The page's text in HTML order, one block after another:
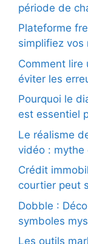
période de
Plateforme
simplifiez
Comment lire
éviter les
Pourquoi le
est essentiel
Le réalisme
vidéo : mythe
Crédit
courtier peut
Dobble :
symboles
Les outils